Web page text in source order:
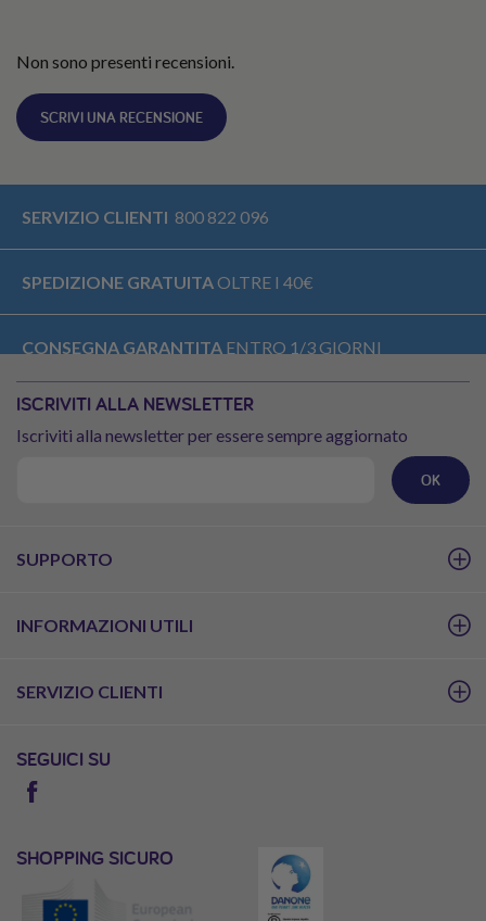
Non sono presenti recensioni.
SCRIVI UNA RECENSIONE
SERVIZIO CLIENTI 800 822 096
SPEDIZIONE GRATUITAOLTRE I 40€
CONSEGNA GARANTITA ENTRO 1/3 GIORNI
RESO GRATUITO
ISCRIVITI ALLA NEWSLETTER
Iscriviti alla newsletter per essere sempre aggiornato
OK
SUPPORTO
INFORMAZIONI UTILI
SERVIZIO CLIENTI
SEGUICI SU
SHOPPING SICURO